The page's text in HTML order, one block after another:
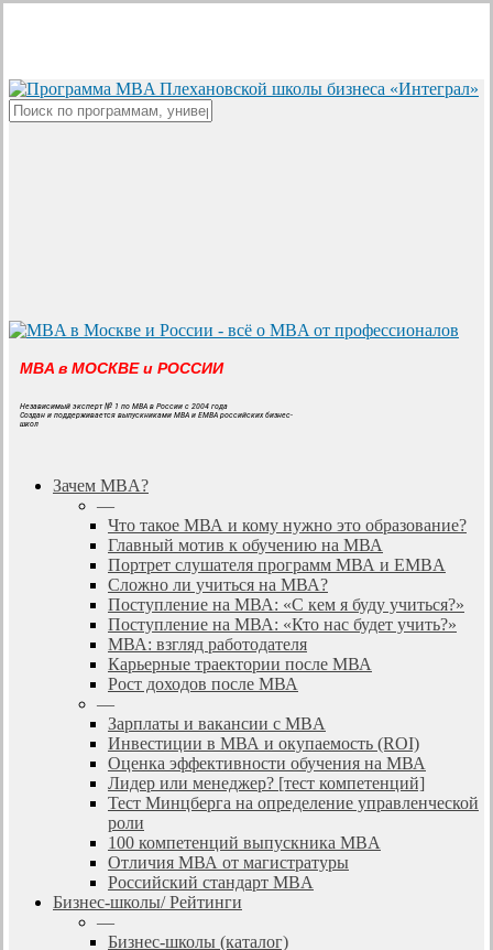
content
MBA в МОСКВЕ и РОССИИ
Независимый эксперт № 1 по MBA в России с 2004 года
Создан и поддерживается выпускниками MBA и EMBA российских бизнес-
школ
search
Menu
Зачем MBA?
—
Что такое МВА и кому нужно это образование?
Главный мотив к обучению на МВА
Портрет слушателя программ МВА и EMBA
Сложно ли учиться на МВА?
Поступление на МВА: «С кем я буду учиться?»
Поступление на МВА: «Кто нас будет учить?»
МВА: взгляд работодателя
Карьерные траектории после МВА
Рост доходов после МВА
—
Зарплаты и вакансии с MBA
Инвестиции в МВА и окупаемость (ROI)
Оценка эффективности обучения на МВА
Лидер или менеджер? [тест компетенций]
Тест Минцберга на определение управленческой
роли
100 компетенций выпускника MBA
Отличия МВА от магистратуры
Российский стандарт MBA
Бизнес-школы/ Рейтинги
—
Бизнес-школы (каталог)